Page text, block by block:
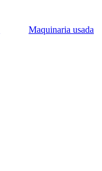
Maquinaria usada